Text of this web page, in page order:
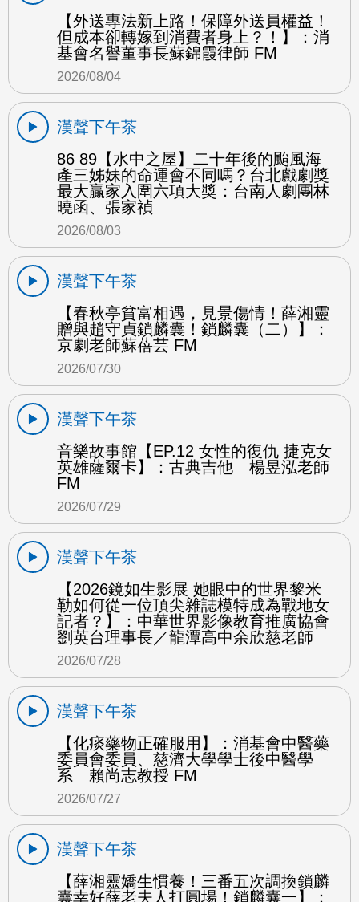
【外送專法新上路！保障外送員權益！
但成本卻轉嫁到消費者身上？！】：消
基會名譽董事長蘇錦霞律師 FM
2026/08/04
漢聲下午茶
86 89【水中之屋】二十年後的颱風海
產三姊妹的命運會不同嗎？台北戲劇獎
最大贏家入圍六項大獎：台南人劇團林
曉函、張家禎
2026/08/03
漢聲下午茶
【春秋亭貧富相遇，見景傷情！薛湘靈
贈與趙守貞鎖麟囊！鎖麟囊（二）】：
京劇老師蘇蓓芸 FM
2026/07/30
漢聲下午茶
音樂故事館【EP.12 女性的復仇 捷克女
英雄薩爾卡】：古典吉他 楊昱泓老師
FM
2026/07/29
漢聲下午茶
【2026鏡如生影展 她眼中的世界黎米
勒如何從一位頂尖雜誌模特成為戰地女
記者？】：中華世界影像教育推廣協會
劉英台理事長／龍潭高中余欣慈老師
2026/07/28
漢聲下午茶
【化痰藥物正確服用】：消基會中醫藥
委員會委員、慈濟大學學士後中醫學
系 賴尚志教授 FM
2026/07/27
漢聲下午茶
【薛湘靈嬌生慣養！三番五次調換鎖麟
囊幸好薛老夫人打圓場！鎖麟囊一】：